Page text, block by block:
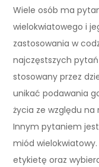
Wiele osób ma
wielokwiatowego i
zastosowania w
najczęstszych
stosowany przez
unikać podawania
życia ze względu
Innym pytaniem
miód
etykietę oraz